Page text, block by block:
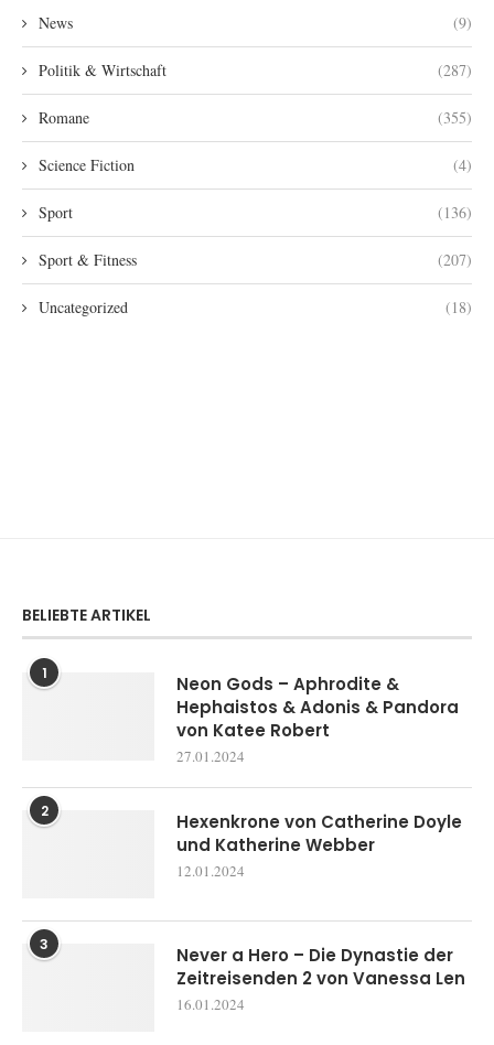
News (9)
Politik & Wirtschaft (287)
Romane (355)
Science Fiction (4)
Sport (136)
Sport & Fitness (207)
Uncategorized (18)
BELIEBTE ARTIKEL
1
Neon Gods – Aphrodite &
Hephaistos & Adonis & Pandora
von Katee Robert
27.01.2024
2
Hexenkrone von Catherine Doyle
und Katherine Webber
12.01.2024
3
Never a Hero – Die Dynastie der
Zeitreisenden 2 von Vanessa Len
16.01.2024